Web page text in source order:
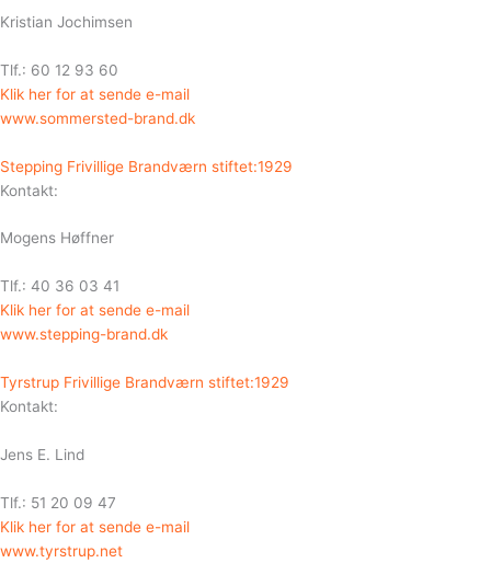
Kristian Jochimsen
Tlf.: 60 12 93 60
Klik her for at sende e-mail
www.sommersted-brand.dk
Stepping Frivillige Brandværn stiftet:1929
Kontakt:
Mogens Høffner
Tlf.: 40 36 03 41
Klik her for at sende e-mail
www.stepping-brand.dk
Tyrstrup Frivillige Brandværn stiftet:1929
Kontakt:
Jens E. Lind
Tlf.: 51 20 09 47
Klik her for at sende e-mail
www.tyrstrup.net